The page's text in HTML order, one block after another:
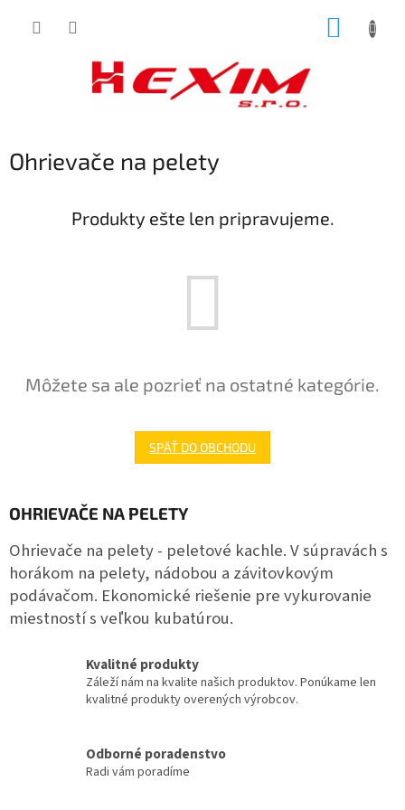
Ohrievače na pelety
Produkty ešte len pripravujeme.
Môžete sa ale pozrieť na ostatné kategórie.
SPÄŤ DO OBCHODU
OHRIEVAČE NA PELETY
Ohrievače na pelety - peletové kachle. V súpravách s
horákom na pelety, nádobou a závitovkovým
podávačom. Ekonomické riešenie pre vykurovanie
miestností s veľkou kubatúrou.
Kvalitné produkty
Záleží nám na kvalite našich produktov. Ponúkame len
kvalitné produkty overených výrobcov.
Odborné poradenstvo
Radi vám poradíme